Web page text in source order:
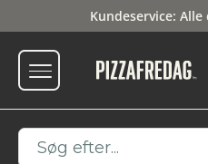
Kundeservice: Alle